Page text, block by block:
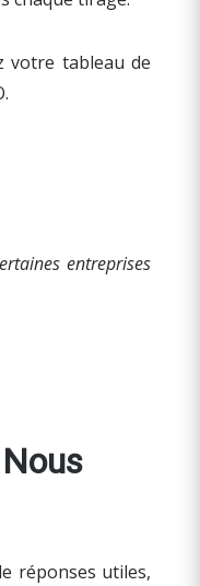
votre tableau de
entreprises
réponses utiles,